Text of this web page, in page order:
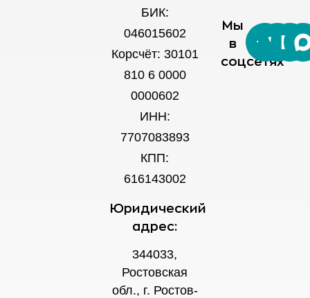
БИК:
046015602
Корсчёт: 30101
810 6 0000
0000602
ИНН:
7707083893
КПП:
616143002
Юридический
адрес:
344033,
Ростовская
обл., г. Ростов-
Мы
в
соцсетях